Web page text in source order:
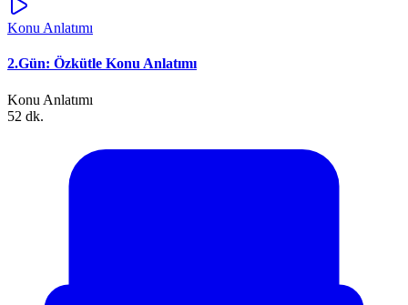
Konu Anlatımı
2.Gün: Özkütle Konu Anlatımı
Konu Anlatımı
52 dk.